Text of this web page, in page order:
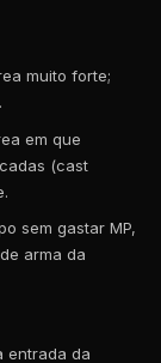
muito forte;
em que
(cast
sem gastar MP,
arma da
entrada da